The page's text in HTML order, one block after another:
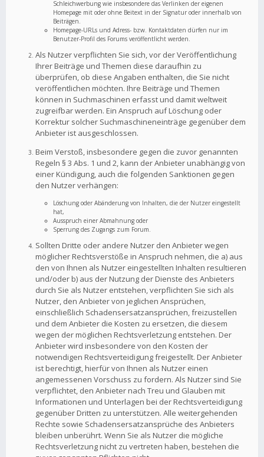
Schleichwerbung wie insbesondere das Verlinken der eigenen
Homepage mit oder ohne Beitext in der Signatur oder innerhalb von
Beiträgen.
Homepage-URLs und Adress- bzw. Kontaktdaten dürfen nur im
Benutzer-Profil des Forums veröffentlicht werden.
Als Nutzer verpflichten Sie sich, vor der Veröffentlichung
Ihrer Beiträge und Themen diese daraufhin zu
überprüfen, ob diese Angaben enthalten, die Sie nicht
veröffentlichen möchten. Ihre Beiträge und Themen
können in Suchmaschinen erfasst und damit weltweit
zugreifbar werden. Ein Anspruch auf Löschung oder
Korrektur solcher Suchmaschineneinträge gegenüber dem
Anbieter ist ausgeschlossen.
Beim Verstoß, insbesondere gegen die zuvor genannten
Regeln § 3 Abs. 1 und 2, kann der Anbieter unabhängig von
einer Kündigung, auch die folgenden Sanktionen gegen
den Nutzer verhängen:
Löschung oder Abänderung von Inhalten, die der Nutzer eingestellt
hat,
Ausspruch einer Abmahnung oder
Sperrung des Zugangs zum Forum.
Sollten Dritte oder andere Nutzer den Anbieter wegen
möglicher Rechtsverstöße in Anspruch nehmen, die a) aus
den von Ihnen als Nutzer eingestellten Inhalten resultieren
und/oder b) aus der Nutzung der Dienste des Anbieters
durch Sie als Nutzer entstehen, verpflichten Sie sich als
Nutzer, den Anbieter von jeglichen Ansprüchen,
einschließlich Schadensersatzansprüchen, freizustellen
und dem Anbieter die Kosten zu ersetzen, die diesem
wegen der möglichen Rechtsverletzung entstehen. Der
Anbieter wird insbesondere von den Kosten der
notwendigen Rechtsverteidigung freigestellt. Der Anbieter
ist berechtigt, hierfür von Ihnen als Nutzer einen
angemessenen Vorschuss zu fordern. Als Nutzer sind Sie
verpflichtet, den Anbieter nach Treu und Glauben mit
Informationen und Unterlagen bei der Rechtsverteidigung
gegenüber Dritten zu unterstützen. Alle weitergehenden
Rechte sowie Schadensersatzansprüche des Anbieters
bleiben unberührt. Wenn Sie als Nutzer die mögliche
Rechtsverletzung nicht zu vertreten haben, bestehen die